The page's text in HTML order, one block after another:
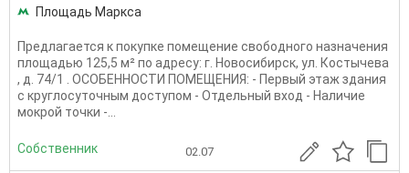
Площадь Маркса
Предлагается к покупке помещение свободного назначения
площадью 125,5 м² по адресу: г. Новосибирск, ул. Костычева
, д. 74/1 . ОСОБЕННОСТИ ПОМЕЩЕНИЯ: - Первый этаж здания
с круглосуточным доступом - Отдельный вход - Наличие
мокрой точки -...
Собственник 02.07